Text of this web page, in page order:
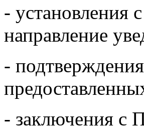
- установления
направление
-
- заключения с